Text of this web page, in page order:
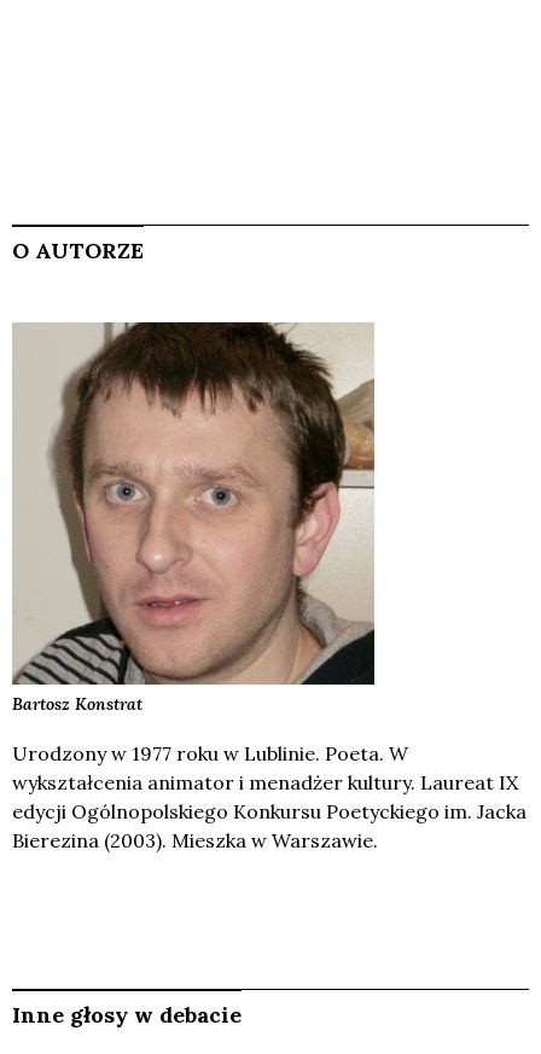
O AUTORZE
Bartosz Konstrat
Urodzony w 1977 roku w Lublinie. Poeta. W
wykształcenia animator i menadżer kultury. Laureat IX
edycji Ogólnopolskiego Konkursu Poetyckiego im. Jacka
Bierezina (2003). Mieszka w Warszawie.
Inne głosy w debacie